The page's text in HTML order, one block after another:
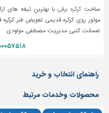
آلات
برقی،روشنایی،ایمنی
نما
ساخت
و
ساز
ساخت کرکره برقی با بهترین تیغه های
موتور روی کرکره قدیمی تعویض فنر
ضمانت کتبی مدیریت مصطفی مولودی
راهنمای انتخاب و خرید
محصولات وخدمات مرتبط